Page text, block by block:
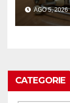
AGO 5, 2026
CATEGORIE